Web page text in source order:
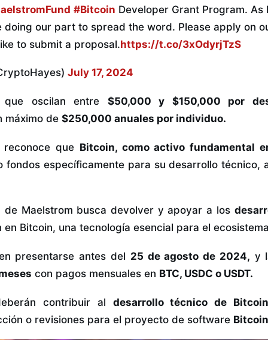
#Bitcoin Developer Grant Program.
doing our part to spread the word. Please apply on
to submit a proposal.https://t.co/3xOdyrjTzS
July 17, 2024
que oscilan entre $50,000 y $150,000 por
máximo de $250,000 anuales por individuo.
reconoce que Bitcoin, como activo fundamental
fondos específicamente para su desarrollo técnico,
de Maelstrom busca devolver y apoyar a los
Bitcoin, una tecnología esencial para el
presentarse antes del 25 de agosto de 2024, y
con pagos mensuales en BTC, USDC o USDT.
contribuir al desarrollo técnico de
o revisiones para el proyecto de software